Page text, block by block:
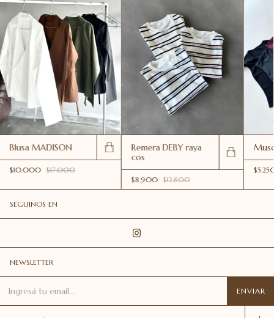
Blusa MADISON
$10.000 $17.000
Remera DEBY raya
cos
$8.900 $12.800
SEGUINOS EN
NEWSLETTER